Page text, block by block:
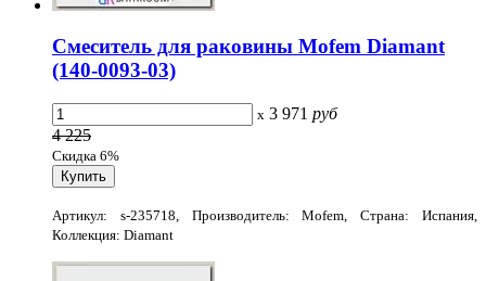
Смеситель для раковины Mofem Diamant
(140-0093-03)
x 3 971 руб
4 225
Скидка 6%
Артикул: s-235718, Производитель: Mofem, Страна: Испания,
Коллекция: Diamant